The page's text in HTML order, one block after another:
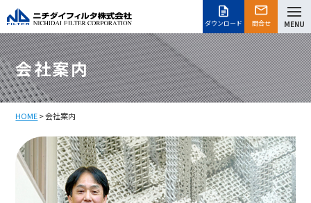
ダウンロード 問合せ MENU
会社案内
HOME> 会社案内